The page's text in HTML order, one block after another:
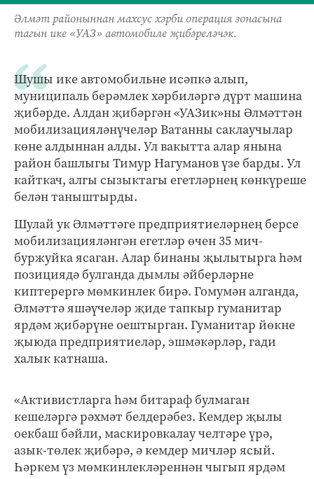
Әлмәт районыннан махсус хәрби операция зонасына
тагын ике «УАЗ» автомобиле җибәреләчәк.
Шушы ике автомобильне исәпкә алып,
муниципаль берәмлек хәрбиләргә дүрт машина
җибәрде. Алдан җибәргән «УАЗик»ны Әлмәттән
мобилизацияләнүчеләр Ватанны саклаучылар
көне алдыннан алды. Ул вакытта алар янына
район башлыгы Тимур Нагуманов үзе барды. Ул
кайткач, алгы сызыктагы егетләрнең көнкүреше
белән таныштырды.
Шулай ук Әлмәттәге предприятиеләрнең берсе
мобилизацияләнгән егетләр өчен 35 мич-
буржуйка ясаган. Алар бинаны җылытырга һәм
позициядә булганда дымлы әйберләрне
киптерергә мөмкинлек бирә. Гомумән алганда,
Әлмәттә яшәүчеләр җиде тапкыр гуманитар
ярдәм җибәрүне оештырган. Гуманитар йөкне
җыюда предприятиеләр, эшмәкәрләр, гади
халык катнаша.
«Активистларга һәм битараф булмаган
кешеләргә рәхмәт белдерәбез. Кемдер җылы
оекбаш бәйли, маскировкалау челтәре үрә,
азык-төлек җибәрә, ә кемдер мичләр ясый.
Һәркем үз мөмкинлекләреннән чыгып ярдәм